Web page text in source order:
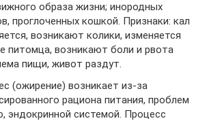
образа жизни; инородных
проглоченных кошкой. Признаки: кал
возникают колики, изменяется
питомца, возникают боли и рвота
пищи, живот раздут.
(ожирение) возникает из-за
рациона питания, проблем
эндокринной системой. Процесс